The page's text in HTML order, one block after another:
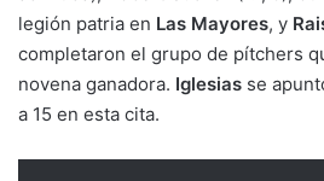
legión patria en Las Mayores, y
completaron el grupo de pítchers
novena ganadora. Iglesias se
a 15 en esta cita.